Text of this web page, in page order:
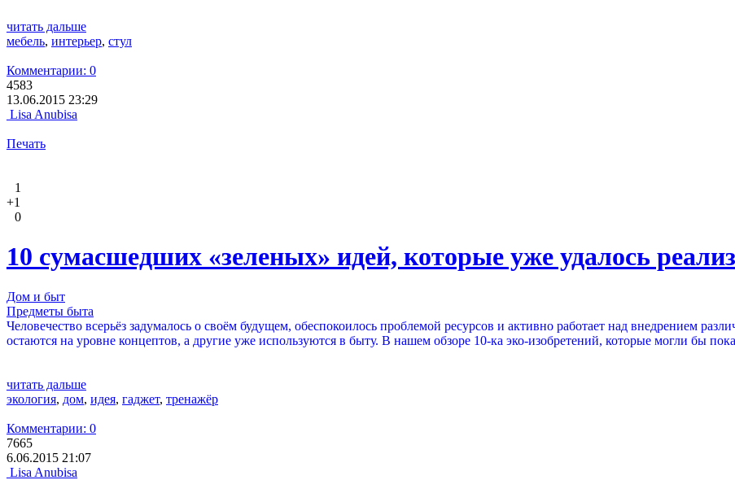
читать дальше
мебель, интерьер, стул
Комментарии: 0
4583
13.06.2015 23:29
Lisa Anubisa
Печать
1
+1
0
10 сумасшедших «зеленых» идей, которые уже удалось
Дом и быт
Предметы быта
Человечество всерьёз задумалось о своём будущем, обеспокоилось проблемой ресурсов и активно работает над внедрением
остаются на уровне концептов, а другие уже используются в быту. В нашем обзоре 10-ка эко-изобретений, которые могли бы
читать дальше
экология, дом, идея, гаджет, тренажёр
Комментарии: 0
7665
6.06.2015 21:07
Lisa Anubisa